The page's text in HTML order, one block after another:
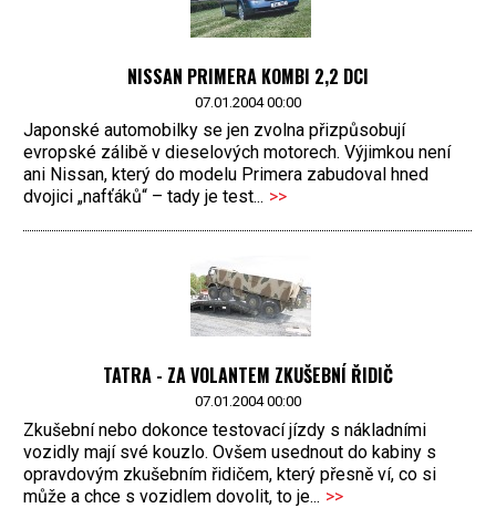
NISSAN PRIMERA KOMBI 2,2 DCI
07.01.2004 00:00
Japonské automobilky se jen zvolna přizpůsobují
evropské zálibě v dieselových motorech. Výjimkou není
ani Nissan, který do modelu Primera zabudoval hned
dvojici „nafťáků“ – tady je test... >>
TATRA - ZA VOLANTEM ZKUŠEBNÍ ŘIDIČ
07.01.2004 00:00
Zkušební nebo dokonce testovací jízdy s nákladními
vozidly mají své kouzlo. Ovšem usednout do kabiny s
opravdovým zkušebním řidičem, který přesně ví, co si
může a chce s vozidlem dovolit, to je... >>